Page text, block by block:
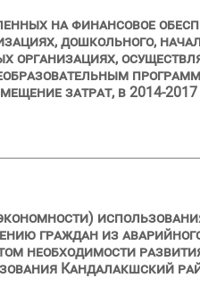
на финансовое
дошкольного,
организациях,
затрат, в 2014-2017
граждан из
необходимости
Кандалакшский